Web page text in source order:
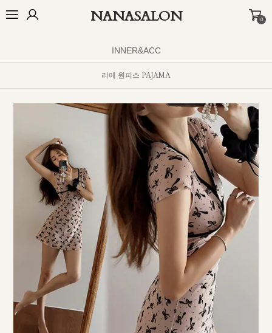
NANASALON 0
INNER&ACC
리에 원피스 PAJAMA